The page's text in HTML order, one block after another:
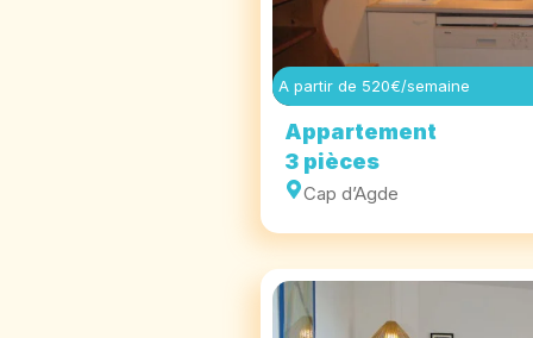
A partir de 520€/semaine
Appartement
3 pièces
Cap d’Agde